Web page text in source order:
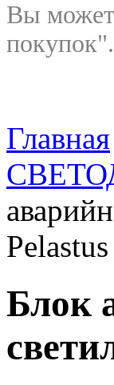
Вы
покупок".
Главная
Pelastus
Блок